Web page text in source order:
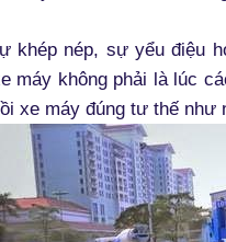
khép nép, sự yểu điệu
máy không phải là lúc
xe máy đúng tư thế như